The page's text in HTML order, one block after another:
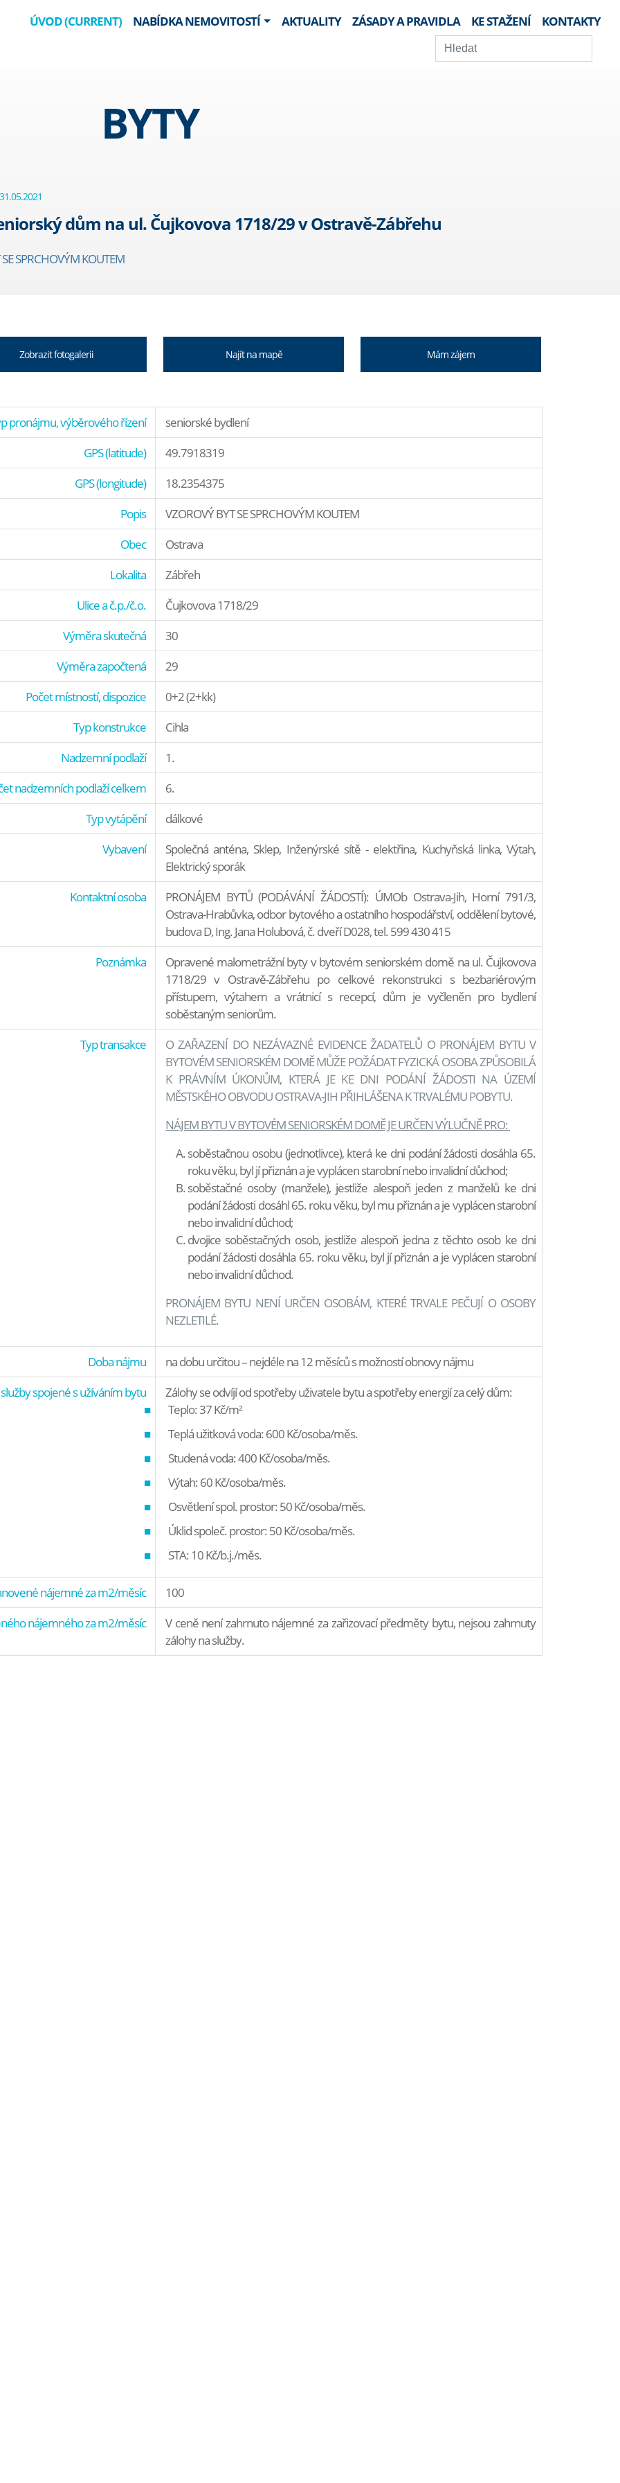
ÚVOD(CURRENT) NABÍDKA NEMOVITOSTÍ AKTUALITY ZÁSADY A PRAVIDLA KE STAŽENÍ KONTAKTY
BYTY
dům na ul. Čujkovova 1718/29 v Ostravě-Zábřehu
SPRCHOVÝM KOUTEM
Zobrazit fotogalerii Najít na mapě Mám zájem
pronájmu, výběrového řízení
seniorské bydlení
GPS (latitude)
49.7918319
GPS (longitude)
18.2354375
Popis
VZOROVÝ BYT SE SPRCHOVÝM KOUTEM
Obec
Ostrava
Lokalita
Zábřeh
Ulice a č.p./č.o.
Čujkovova 1718/29
Výměra skutečná
30
Výměra započtená
29
Počet místností, dispozice
0+2 (2+kk)
Typ konstrukce
Cihla
Nadzemní podlaží
1.
nadzemních podlaží celkem
6.
Typ vytápění
dálkové
Vybavení
Společná anténa, Sklep, Inženýrské sítě - elektřina, Kuchyňská linka, Výtah,
Elektrický sporák
Kontaktní osoba
PRONÁJEM BYTŮ (PODÁVÁNÍ ŽÁDOSTÍ): ÚMOb Ostrava-Jih, Horní 791/3,
Ostrava-Hrabůvka, odbor bytového a ostatního hospodářství, oddělení bytové,
budova D, Ing. Jana Holubová, č. dveří D028, tel. 599 430 415
Poznámka
Opravené malometrážní byty v bytovém seniorském domě na ul. Čujkovova
1718/29 v Ostravě-Zábřehu po celkové rekonstrukci s bezbariérovým
přístupem, výtahem a vrátnicí s recepcí, dům je vyčleněn pro bydlení
soběstaným seniorům.
Typ transakce
O ZAŘAZENÍ DO NEZÁVAZNÉ EVIDENCE ŽADATELŮ O PRONÁJEM BYTU V
BYTOVÉM SENIORSKÉM DOMĚ MŮŽE POŽÁDAT FYZICKÁ OSOBA ZPŮSOBILÁ
K PRÁVNÍM ÚKONŮM, KTERÁ JE KE DNI PODÁNÍ ŽÁDOSTI NA ÚZEMÍ
MĚSTSKÉHO OBVODU OSTRAVA-JIH PŘIHLÁŠENA K TRVALÉMU POBYTU.
NÁJEM BYTU V BYTOVÉM SENIORSKÉM DOMĚ JE URČEN VÝLUČNĚ PRO:
soběstačnou osobu (jednotlivce), která ke dni podání žádosti dosáhla 65.
roku věku, byl jí přiznán a je vyplácen starobní nebo invalidní důchod;
soběstačné osoby (manžele), jestliže alespoň jeden z manželů ke dni
podání žádosti dosáhl 65. roku věku, byl mu přiznán a je vyplácen starobní
nebo invalidní důchod;
dvojice soběstačných osob, jestliže alespoň jedna z těchto osob ke dni
podání žádosti dosáhla 65. roku věku, byl jí přiznán a je vyplácen starobní
nebo invalidní důchod.
PRONÁJEM BYTU NENÍ URČEN OSOBÁM, KTERÉ TRVALE PEČUJÍ O OSOBY
NEZLETILÉ.
Doba nájmu
na dobu určitou – nejdéle na 12 měsíců s možností obnovy nájmu
spojené s užíváním bytu
Zálohy se odvíjí od spotřeby uživatele bytu a spotřeby energií za celý dům:
Teplo: 37 Kč/m²
Teplá užitková voda: 600 Kč/osoba/měs.
Studená voda: 400 Kč/osoba/měs.
Výtah: 60 Kč/osoba/měs.
Osvětlení spol. prostor: 50 Kč/osoba/měs.
Úklid společ. prostor: 50 Kč/osoba/měs.
STA: 10 Kč/b.j./měs.
nájemné za m2/měsíc
100
nájemného za m2/měsíc
V ceně není zahrnuto nájemné za zařizovací předměty bytu, nejsou zahrnuty
zálohy na služby.